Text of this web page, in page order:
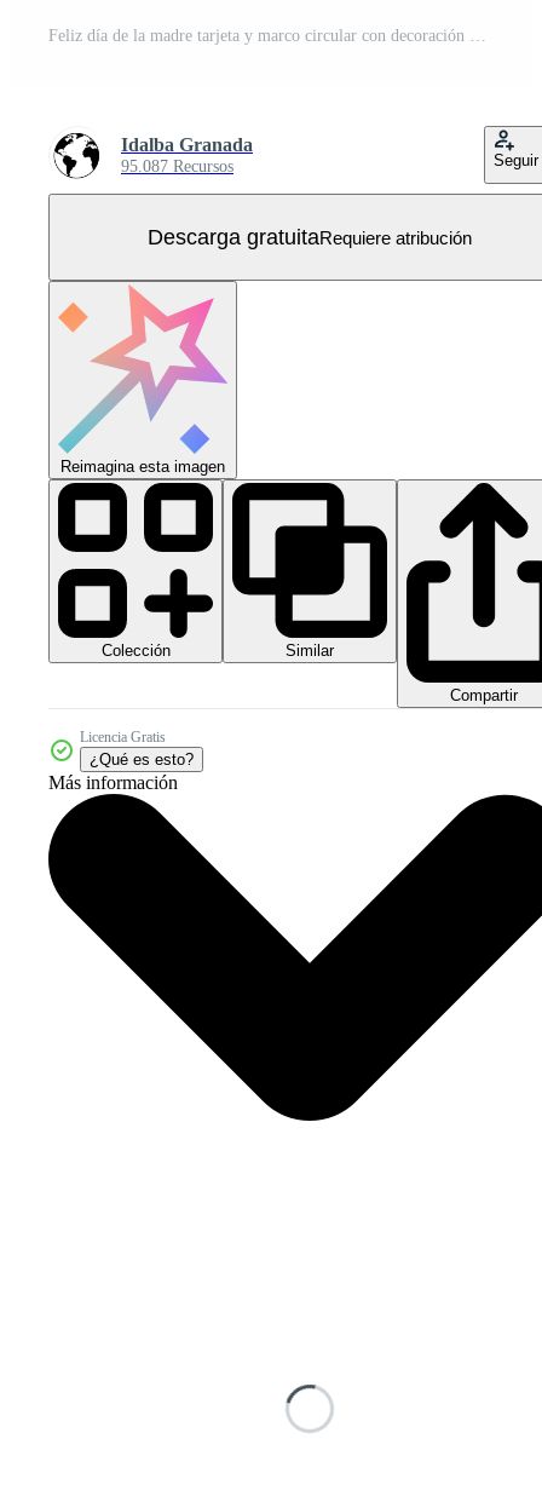
Feliz día de la madre tarjeta y marco circular con decoración de flores. Vector Gratis
Idalba Granada
95.087 Recursos Seguir
Descarga gratuitaRequiere atribución
Reimagina esta imagen
Colección Similar
Compartir
Licencia Gratis
¿Qué es esto?
Más información